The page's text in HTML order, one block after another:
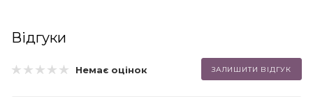
Відгуки
Немає оцінок ЗАЛИШИТИ ВІДГУК